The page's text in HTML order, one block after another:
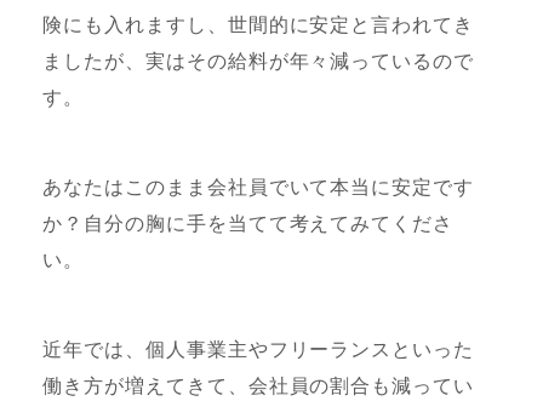
険にも入れますし、世間的に安定と言われてき
ましたが、実はその給料が年々減っているので
す。
あなたはこのまま会社員でいて本当に安定です
か？自分の胸に手を当てて考えてみてくださ
い。
近年では、個人事業主やフリーランスといった
働き方が増えてきて、会社員の割合も減ってい